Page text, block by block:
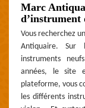
Marc
d’instrument
Vous recherchez
Antiquaire. Sur
instruments
années, le site
plateforme, vous
les différents